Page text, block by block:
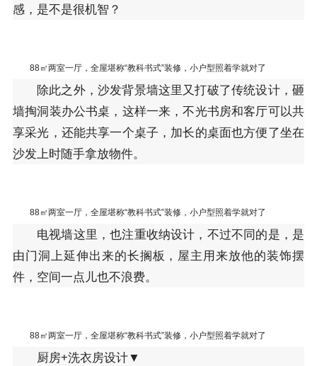
感，是不是很机智？
88㎡两室一厅，全屋堪称“教科书式”装修，小户型照着学就对了
除此之外，沙发背景墙这里又打破了传统设计，砸
墙掏洞装办公书桌，这样一来，不光书房和客厅可以共
享采光，还能共享一个桌子，加长的桌面也方便了坐在
沙发上时随手拿放物件。
88㎡两室一厅，全屋堪称“教科书式”装修，小户型照着学就对了
电视墙这里，也注重收纳设计，不过不同的是，是
由门洞上延伸出来的长搁板，屋主用来放他的装饰摆
件，空间一点儿也不浪费。
88㎡两室一厅，全屋堪称“教科书式”装修，小户型照着学就对了
厨房+洗衣房设计▼